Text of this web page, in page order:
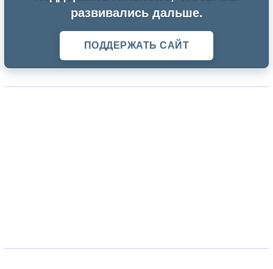
развивались дальше.
ПОДДЕРЖАТЬ САЙТ